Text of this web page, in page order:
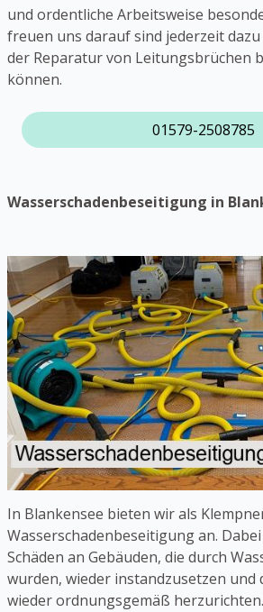
und ordentliche Arbeitsweise
freuen uns darauf sind jederzeit
der Reparatur von Leitungsbrüchen
können.
01579-2508785
Wasserschadenbeseitigung in
In Blankensee bieten wir als
Wasserschadenbeseitigung an.
Schäden an Gebäuden, die durch
wurden, wieder instandzusetzen und
wieder ordnungsgemäß herzurichten.